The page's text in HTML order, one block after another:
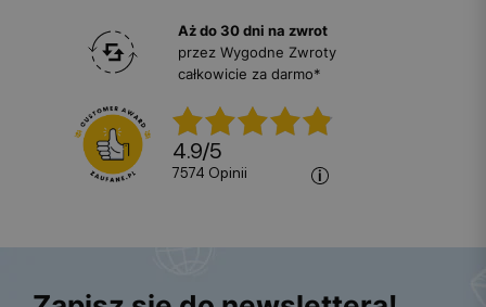
Aż do 30 dni na zwrot
przez Wygodne Zwroty
całkowicie za darmo*
4.9/5
7574 opinii